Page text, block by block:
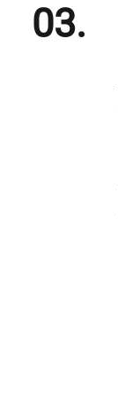
03.